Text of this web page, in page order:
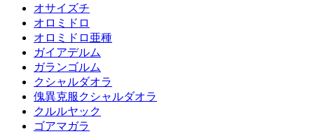
オサイズチ
オロミドロ
オロミドロ亜種
ガイアデルム
ガランゴルム
クシャルダオラ
傀異克服クシャルダオラ
クルルヤック
ゴアマガラ